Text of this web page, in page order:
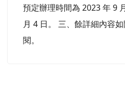
預定辦理時間為 2023 年 9
月 4 日。 三、餘詳細內容
閱。